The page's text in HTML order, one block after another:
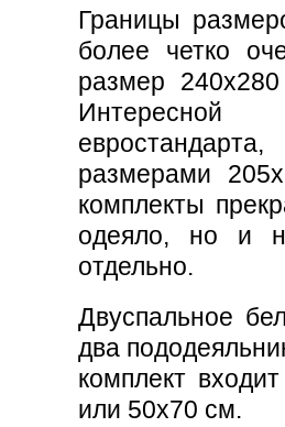
Границы
более четко
размер
Интересной
размерами
комплекты
одеяло, но и
отдельно.
Двуспальное
два
комплект
или 50х70 см.